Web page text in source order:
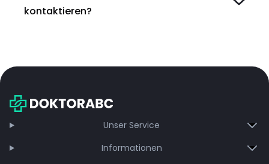
kontaktieren?
Unser Service
Informationen